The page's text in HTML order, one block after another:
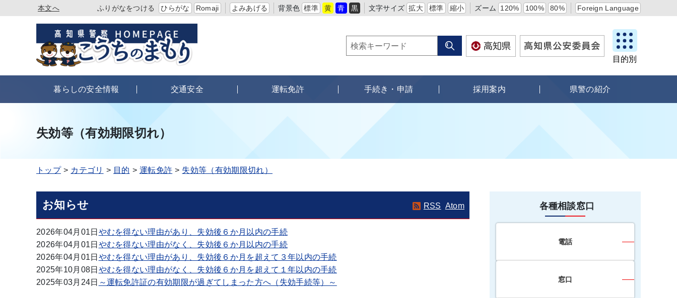
本文へ ふりがなをつける ひらがな Romaji よみあげる 背景色 標準 黄 青 黒 文字サイズ 拡大 標準 縮小 ズーム 120% 100% 80% Foreign Language
目的別
暮らしの安全情報 交通安全 運転免許 手続き・申請 採用案内 県警の紹介
失効等（有効期限切れ）
トップ カテゴリ 目的 運転免許 失効等（有効期限切れ）
お知らせ RSS Atom
2026年04月01日 やむを得ない理由があり、失効後６か月以内の手続
2026年04月01日 やむを得ない理由がなく、失効後６か月以内の手続
2026年04月01日 やむを得ない理由があり、失効後６か月を超えて３年以内の手続
2025年10月08日 やむを得ない理由がなく、失効後６か月を超えて１年以内の手続
2025年03月24日 ～運転免許証の有効期限が過ぎてしまった方へ（失効手続等）～
各種相談窓口
電話
窓口